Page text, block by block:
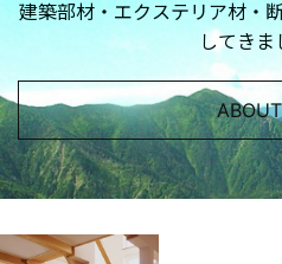
建築部材・エクステリア材・
してきま